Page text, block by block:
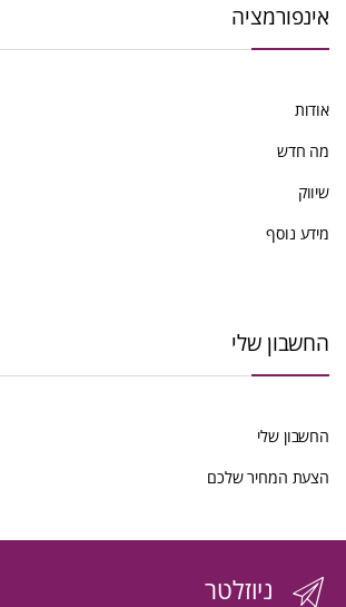
אינפורמציה
אודות
מה חדש
שיווק
מידע נוסף
החשבון שלי
החשבון שלי
הצעת המחיר שלכם
ניוזלטר